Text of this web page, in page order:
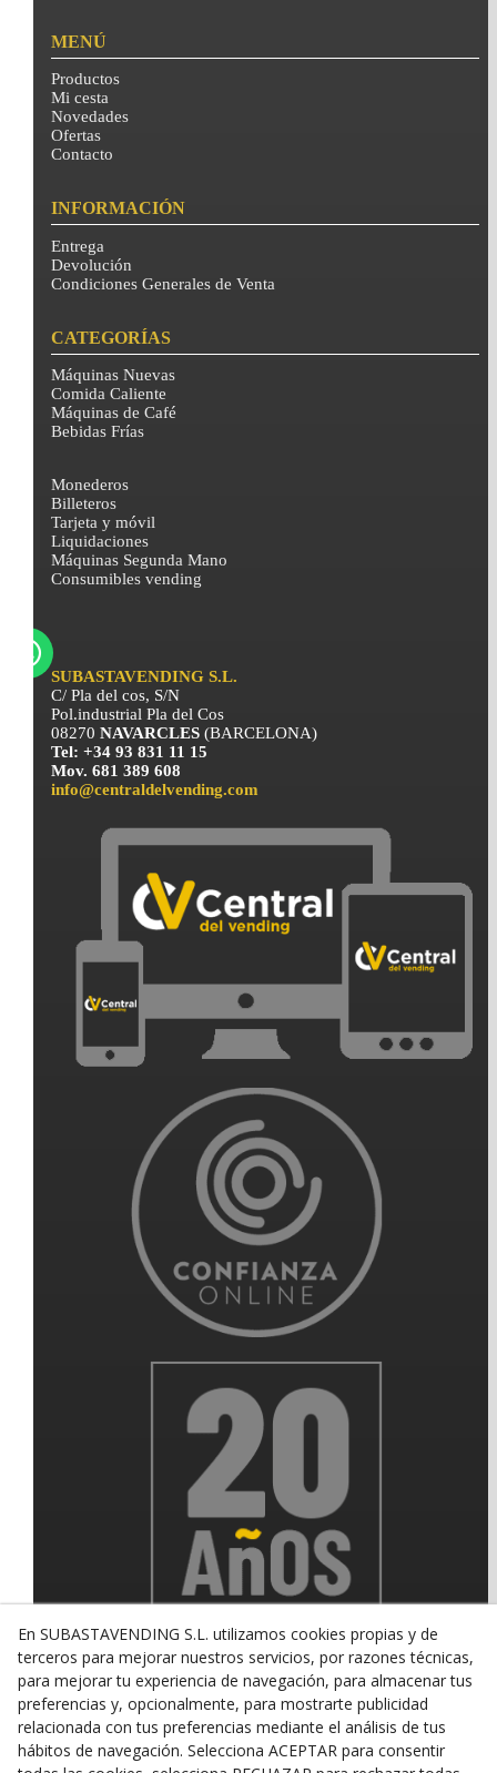
MENÚ
Productos
Mi cesta
Novedades
Ofertas
Contacto
INFORMACIÓN
Entrega
Devolución
Condiciones Generales de Venta
CATEGORÍAS
Máquinas Nuevas
Comida Caliente
Máquinas de Café
Bebidas Frías
Monederos
Billeteros
Tarjeta y móvil
Liquidaciones
Máquinas Segunda Mano
Consumibles vending
SUBASTAVENDING S.L.
C/ Pla del cos, S/N
Pol.industrial Pla del Cos
08270NAVARCLES(BARCELONA)
Tel: +34 93 831 11 15
Mov. 681 389 608
info@centraldelvending.com
© 08/2026 SUBASTAVENDING SL - Todos los derechos
En SUBASTAVENDING S.L. utilizamos cookies propias y de
terceros para mejorar nuestros servicios, por razones técnicas,
para mejorar tu experiencia de navegación, para almacenar tus
preferencias y, opcionalmente, para mostrarte publicidad
relacionada con tus preferencias mediante el análisis de tus
hábitos de navegación. Selecciona ACEPTAR para consentir